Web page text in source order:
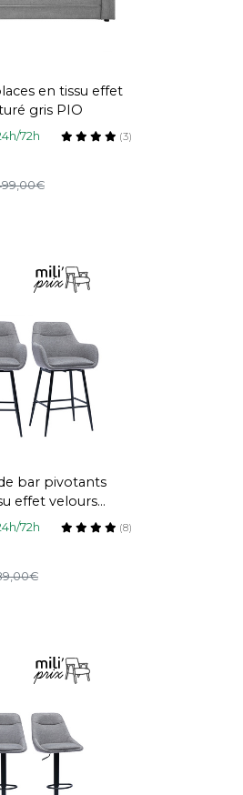
en tissu effet
gris PIO
72h (3)
bar pivotants
effet velours
et métal H65.5 cm
72h (8)